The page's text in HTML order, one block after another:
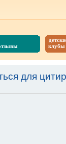
клубы
для